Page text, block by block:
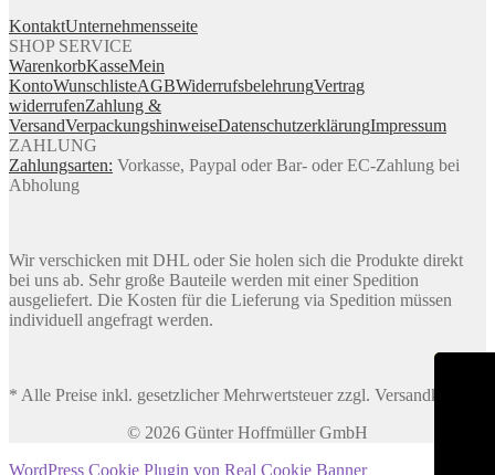
KontaktUnternehmensseite
SHOP SERVICE
WarenkorbKasseMein
KontoWunschlisteAGBWiderrufsbelehrungVertrag
widerrufenZahlung &
VersandVerpackungshinweiseDatenschutzerklärungImpressum
ZAHLUNG
Zahlungsarten: Vorkasse, Paypal oder Bar- oder EC-Zahlung bei
Abholung
Wir verschicken mit DHL oder Sie holen sich die Produkte direkt
bei uns ab. Sehr große Bauteile werden mit einer Spedition
ausgeliefert. Die Kosten für die Lieferung via Spedition müssen
individuell angefragt werden.
* Alle Preise inkl. gesetzlicher Mehrwertsteuer zzgl. Versandkosten
© 2026 Günter Hoffmüller GmbH
WordPress Cookie Plugin von Real Cookie Banner